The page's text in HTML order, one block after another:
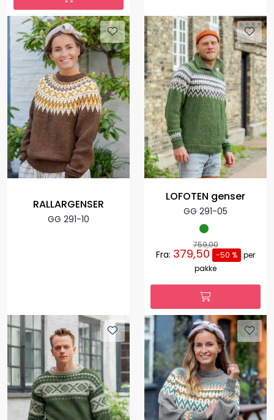
RALLARGENSER
GG 291-10
LOFOTEN genser
GG 291-05
759,00
Fra: 379,50 -50 % per
pakke